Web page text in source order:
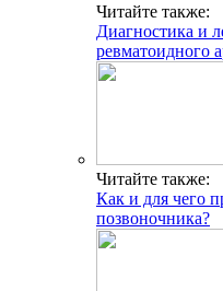
Читайте также:
Диагностика и
ревматоидного
Читайте также:
Как и для чего
позвоночника?